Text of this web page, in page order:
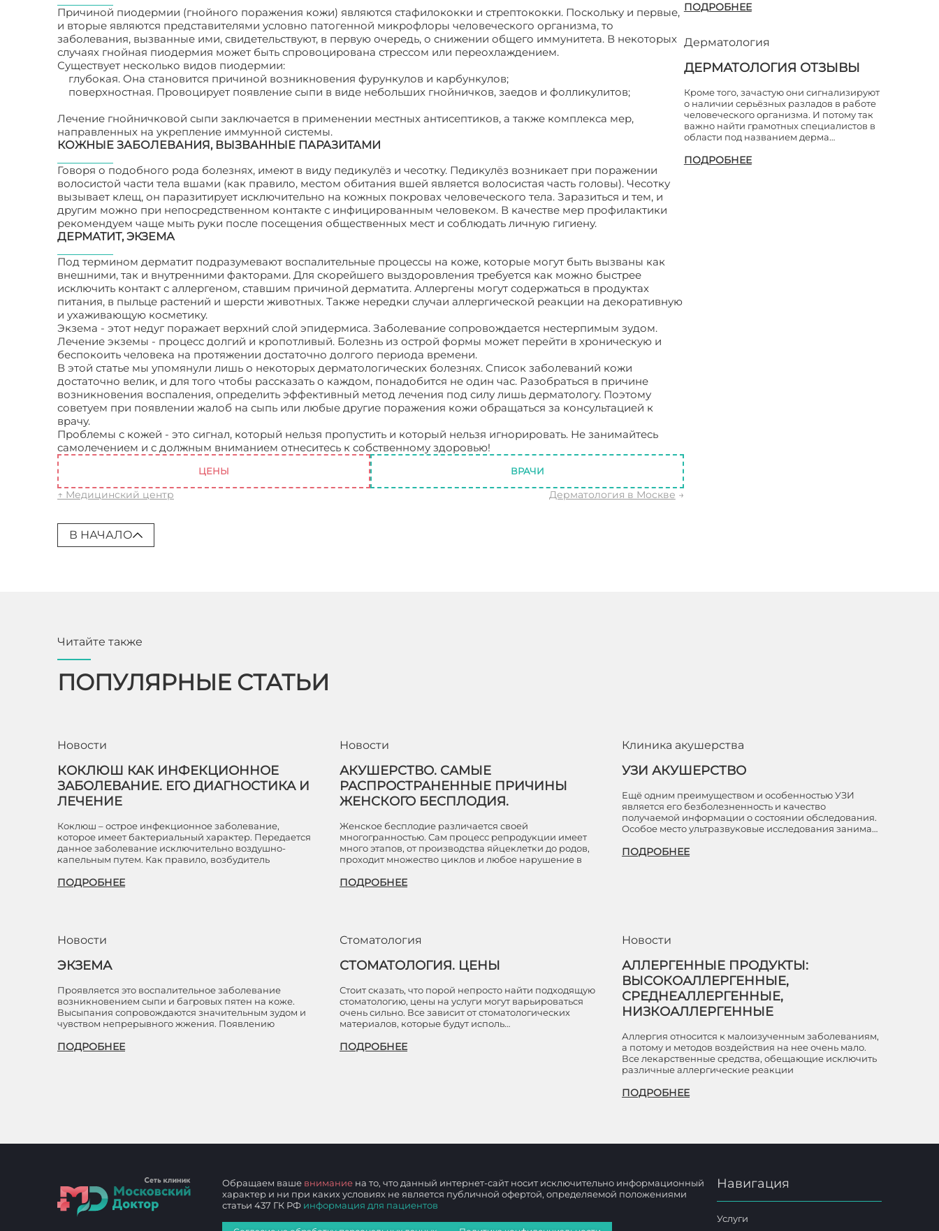
Причиной пиодермии (гнойного поражения кожи) являются стафилококки и стрептококки. Поскольку и первые,
и вторые являются представителями условно патогенной микрофлоры человеческого организма, то
заболевания, вызванные ими, свидетельствуют, в первую очередь, о снижении общего иммунитета. В некоторых
случаях гнойная пиодермия может быть спровоцирована стрессом или переохлаждением.
Существует несколько видов пиодермии:
глубокая. Она становится причиной возникновения фурункулов и карбункулов;
поверхностная. Провоцирует появление сыпи в виде небольших гнойничков, заедов и фолликулитов;
Лечение гнойничковой сыпи заключается в применении местных антисептиков, а также комплекса мер,
направленных на укрепление иммунной системы.
КОЖНЫЕ ЗАБОЛЕВАНИЯ, ВЫЗВАННЫЕ ПАРАЗИТАМИ
Говоря о подобного рода болезнях, имеют в виду педикулёз и чесотку. Педикулёз возникает при поражении
волосистой части тела вшами (как правило, местом обитания вшей является волосистая часть головы). Чесотку
вызывает клещ, он паразитирует исключительно на кожных покровах человеческого тела. Заразиться и тем, и
другим можно при непосредственном контакте с инфицированным человеком. В качестве мер профилактики
рекомендуем чаще мыть руки после посещения общественных мест и соблюдать личную гигиену.
ДЕРМАТИТ, ЭКЗЕМА
Под термином дерматит подразумевают воспалительные процессы на коже, которые могут быть вызваны как
внешними, так и внутренними факторами. Для скорейшего выздоровления требуется как можно быстрее
исключить контакт с аллергеном, ставшим причиной дерматита. Аллергены могут содержаться в продуктах
питания, в пыльце растений и шерсти животных. Также нередки случаи аллергической реакции на декоративную
и ухаживающую косметику.
Экзема - этот недуг поражает верхний слой эпидермиса. Заболевание сопровождается нестерпимым зудом.
Лечение экземы - процесс долгий и кропотливый. Болезнь из острой формы может перейти в хроническую и
беспокоить человека на протяжении достаточно долгого периода времени.
В этой статье мы упомянули лишь о некоторых дерматологических болезнях. Список заболеваний кожи
достаточно велик, и для того чтобы рассказать о каждом, понадобится не один час. Разобраться в причине
возникновения воспаления, определить эффективный метод лечения под силу лишь дерматологу. Поэтому
советуем при появлении жалоб на сыпь или любые другие поражения кожи обращаться за консультацией к
врачу.
Проблемы с кожей - это сигнал, который нельзя пропустить и который нельзя игнорировать. Не занимайтесь
самолечением и с должным вниманием отнеситесь к собственному здоровью!
ЦЕНЫ ВРАЧИ
↑ Медицинский центр Дерматология в Москве →
В НАЧАЛО
ПОДРОБНЕЕ
Дерматология
ДЕРМАТОЛОГИЯ ОТЗЫВЫ
Кроме того, зачастую они сигнализируют
о наличии серьёзных разладов в работе
человеческого организма. И потому так
важно найти грамотных специалистов в
области под названием дерма…
ПОДРОБНЕЕ
Читайте также
ПОПУЛЯРНЫЕ СТАТЬИ
Новости
КОКЛЮШ КАК ИНФЕКЦИОННОЕ
ЗАБОЛЕВАНИЕ. ЕГО ДИАГНОСТИКА И
ЛЕЧЕНИЕ
Коклюш – острое инфекционное заболевание,
которое имеет бактериальный характер. Передается
данное заболевание исключительно воздушно-
капельным путем. Как правило, возбудитель
ПОДРОБНЕЕ
Новости
АКУШЕРСТВО. САМЫЕ
РАСПРОСТРАНЕННЫЕ ПРИЧИНЫ
ЖЕНСКОГО БЕСПЛОДИЯ.
Женское бесплодие различается своей
многогранностью. Сам процесс репродукции имеет
много этапов, от производства яйцеклетки до родов,
проходит множество циклов и любое нарушение в
ПОДРОБНЕЕ
Клиника акушерства
УЗИ АКУШЕРСТВО
Ещё одним преимуществом и особенностью УЗИ
является его безболезненность и качество
получаемой информации о состоянии обследования.
Особое место ультразвуковые исследования занима…
ПОДРОБНЕЕ
Новости
ЭКЗЕМА
Проявляется это воспалительное заболевание
возникновением сыпи и багровых пятен на коже.
Высыпания сопровождаются значительным зудом и
чувством непрерывного жжения. Появлению
ПОДРОБНЕЕ
Стоматология
СТОМАТОЛОГИЯ. ЦЕНЫ
Стоит сказать, что порой непросто найти подходящую
стоматологию, цены на услуги могут варьироваться
очень сильно. Все зависит от стоматологических
материалов, которые будут исполь…
ПОДРОБНЕЕ
Новости
АЛЛЕРГЕННЫЕ ПРОДУКТЫ:
ВЫСОКОАЛЛЕРГЕННЫЕ,
СРЕДНЕАЛЛЕРГЕННЫЕ,
НИЗКОАЛЛЕРГЕННЫЕ
Аллергия относится к малоизученным заболеваниям,
а потому и методов воздействия на нее очень мало.
Все лекарственные средства, обещающие исключить
различные аллергические реакции
ПОДРОБНЕЕ
Обращаем ваше внимание на то, что данный интернет-сайт носит исключительно информационный
характер и ни при каких условиях не является публичной офертой, определяемой положениями
статьи 437 ГК РФ информация для пациентов
Навигация
Услуги